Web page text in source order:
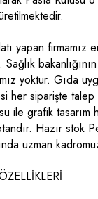
yapan
Sağlık
yoktur. Gıda
her siparişte
ile grafik tasarım
Hazır stok
uzman